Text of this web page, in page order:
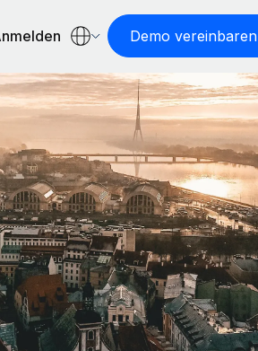
Demo vereinbaren